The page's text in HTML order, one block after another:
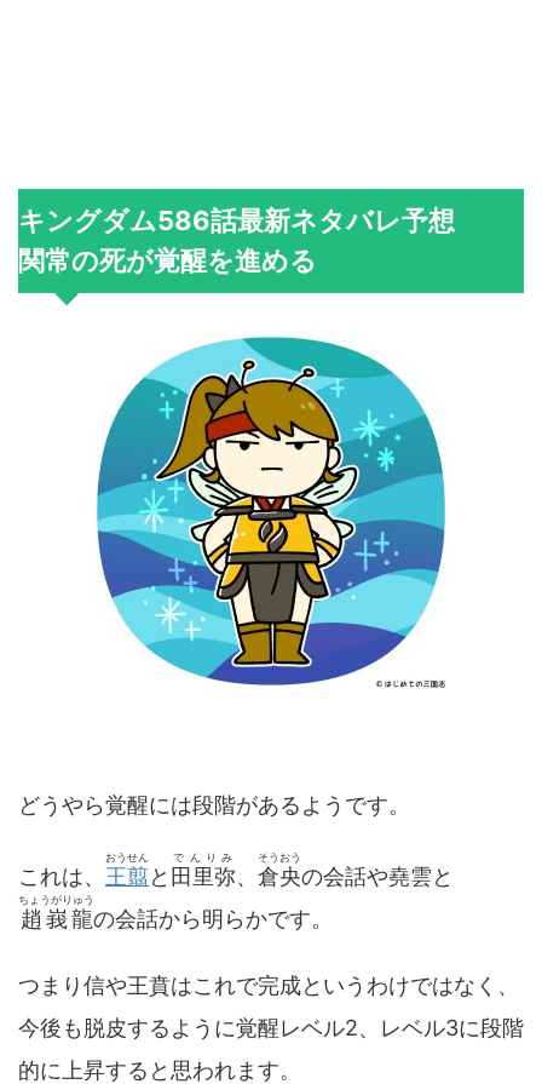
キングダム586話最新ネタバレ予想
関常の死が覚醒を進める
どうやら覚醒には段階があるようです。
これは、 王翦
おうせん
と 田里弥
でんりみ
、 倉央
そうおう
の会話や堯雲と
趙峩龍
ちょうがりゅう
の会話から明らかです。
つまり信や王賁はこれで完成というわけではなく、
今後も脱皮するように覚醒レベル2、レベル3に段階
的に上昇すると思われます。